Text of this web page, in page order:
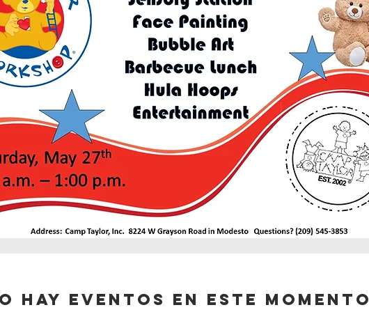
hay eventos en este momento